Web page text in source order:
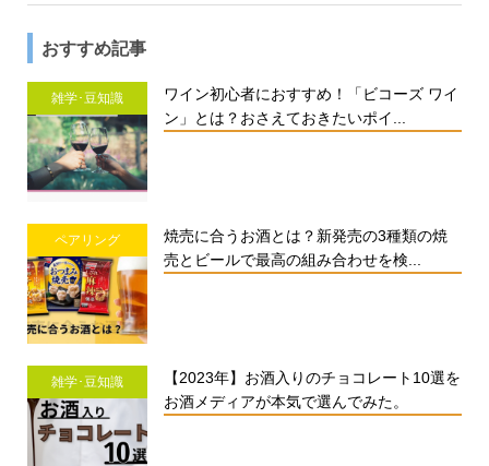
おすすめ記事
雑学･豆知識
ワイン初心者におすすめ！「ビコーズ ワイ
ン」とは？おさえておきたいポイ...
ペアリング
焼売に合うお酒とは？新発売の3種類の焼
売とビールで最高の組み合わせを検...
雑学･豆知識
【2023年】お酒入りのチョコレート10選を
お酒メディアが本気で選んでみた。